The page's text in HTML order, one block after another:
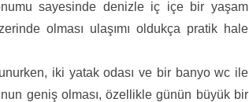
sayesinde denizle iç içe bir yaşam
olması ulaşımı oldukça pratik hale
iki yatak odası ve bir banyo wc ile
geniş olması, özellikle günün büyük bir